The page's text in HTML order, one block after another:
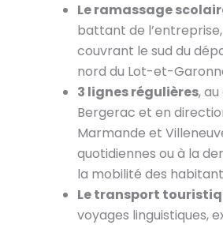
Le ramassage
battant de
couvrant le sud du
nord du Lot-et-
3 lignes régulières,
Bergerac et en
Marmande et
quotidiennes ou à la
la mobilité des
Le transport
voyages linguistiques,